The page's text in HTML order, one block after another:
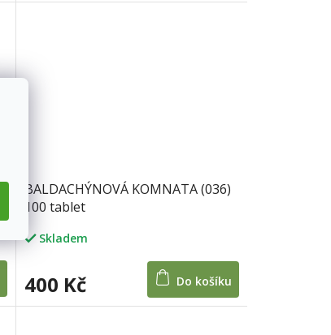
BALDACHÝNOVÁ KOMNATA (036)
100 tablet
Skladem
400 Kč Do košíku